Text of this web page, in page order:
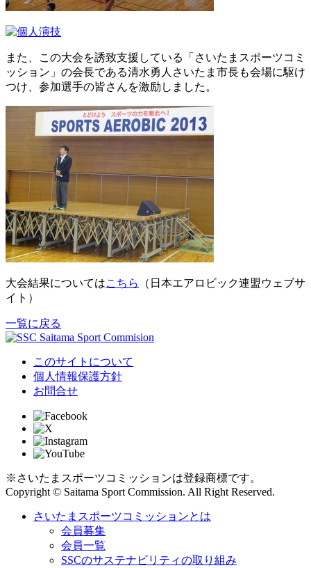
また、この大会を誘致支援している「さいたまスポーツコミ
ッション」の会長である清水勇人さいたま市長も会場に駆け
つけ、参加選手の皆さんを激励しました。
大会結果についてはこちら
（日本エアロビック連盟ウェブサ
イト）
一覧に戻る
このサイトについて
個人情報保護方針
お問合せ
※さいたまスポーツコミッションは登録商標です。
Copyright © Saitama Sport Commission. All Right Reserved.
さいたまスポーツコミッションとは
会員募集
会員一覧
SSCのサステナビリティの取り組み